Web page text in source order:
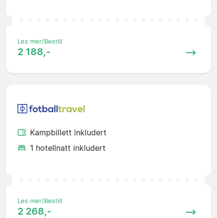
Les mer/Bestill
2 188,-
Kampbillett inkludert
1 hotellnatt inkludert
Les mer/Bestill
2 268,-